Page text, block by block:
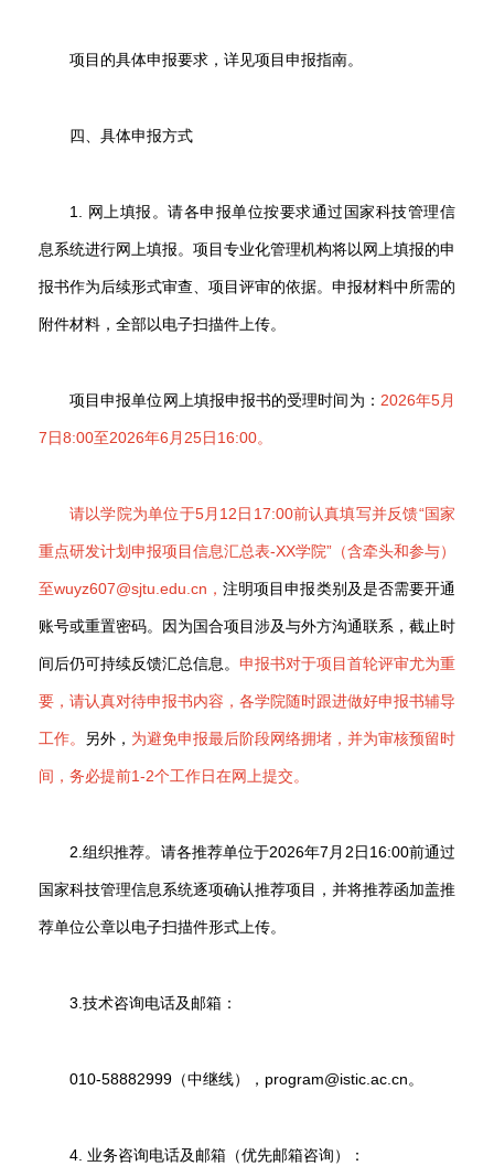
项目的具体申报要求，详见项目申报指南。
四、具体申报方式
1. 网上填报。请各申报单位按要求通过国家科技管理信
息系统进行网上填报。项目专业化管理机构将以网上填报的申
报书作为后续形式审查、项目评审的依据。申报材料中所需的
附件材料，全部以电子扫描件上传。
项目申报单位网上填报申报书的受理时间为： 2026年5月
7日8:00至2026年6月25日16:00。
请以学院为单位于5月12日17:00前认真填写并反馈“国家
重点研发计划申报项目信息汇总表-XX学院”（含牵头和参与）
至wuyz607@sjtu.edu.cn，注明项目申报类别及是否需要开通
账号或重置密码。因为国合项目涉及与外方沟通联系，截止时
间后仍可持续反馈汇总信息。 申报书对于项目首轮评审尤为重
要，请认真对待申报书内容，各学院随时跟进做好申报书辅导
工作。 另外， 为避免申报最后阶段网络拥堵，并为审核预留时
间，务必提前1-2个工作日在网上提交。
2.组织推荐。请各推荐单位于2026年7月2日16:00前通过
国家科技管理信息系统逐项确认推荐项目，并将推荐函加盖推
荐单位公章以电子扫描件形式上传。
3.技术咨询电话及邮箱：
010-58882999（中继线），program@istic.ac.cn。
4. 业务咨询电话及邮箱（优先邮箱咨询）：